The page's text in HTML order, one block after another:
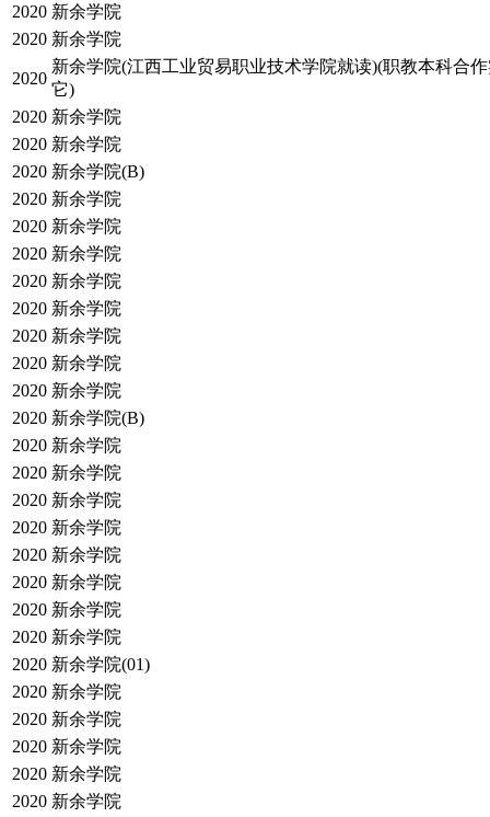
2020 新余学院
2020 新余学院
2020
新余学院(江西工业贸易职业技术学院就读)(职教本科合
它)
2020 新余学院
2020 新余学院
2020 新余学院(B)
2020 新余学院
2020 新余学院
2020 新余学院
2020 新余学院
2020 新余学院
2020 新余学院
2020 新余学院
2020 新余学院
2020 新余学院(B)
2020 新余学院
2020 新余学院
2020 新余学院
2020 新余学院
2020 新余学院
2020 新余学院
2020 新余学院
2020 新余学院
2020 新余学院(01)
2020 新余学院
2020 新余学院
2020 新余学院
2020 新余学院
2020 新余学院